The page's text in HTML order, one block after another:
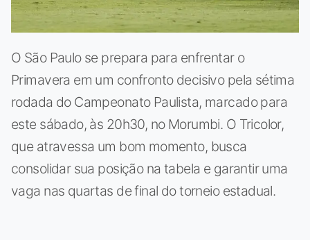
O São Paulo se prepara para enfrentar o
Primavera em um confronto decisivo pela sétima
rodada do Campeonato Paulista, marcado para
este sábado, às 20h30, no Morumbi. O Tricolor,
que atravessa um bom momento, busca
consolidar sua posição na tabela e garantir uma
vaga nas quartas de final do torneio estadual.